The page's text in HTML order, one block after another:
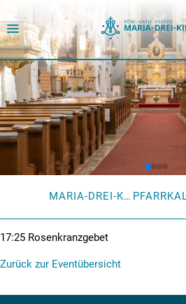
MARIA-DREI-KIRCHEN
17:25 Rosenkranzgebet
Zurück zur Eventübersicht